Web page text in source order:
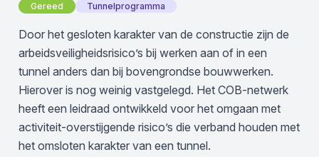
Gereed Tunnelprogramma
Door het gesloten karakter van de constructie zijn de
arbeidsveiligheidsrisico’s bij werken aan of in een
tunnel anders dan bij bovengrondse bouwwerken.
Hierover is nog weinig vastgelegd. Het COB-netwerk
heeft een leidraad ontwikkeld voor het omgaan met
activiteit-overstijgende risico’s die verband houden met
het omsloten karakter van een tunnel.